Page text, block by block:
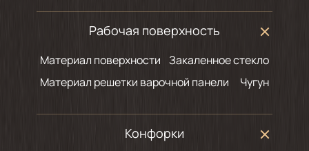
Рабочая поверхность
Материал поверхности
Закаленное стекло
Материал решетки варочной панели
Чугун
Конфорки